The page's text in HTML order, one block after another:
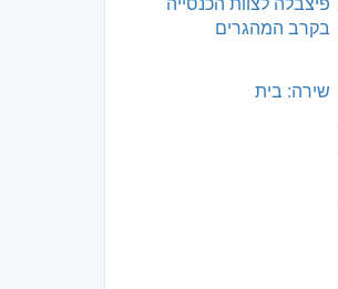
בקרב המהגרים
שירה: בית